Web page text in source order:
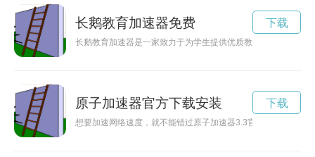
长鹅教育加速器免费
长鹅教育加速器是一家致力于为学生提供优质教育资源和培训
下载
原子加速器官方下载安装
想要加速网络速度，就不能错过原子加速器3.3官方版下载。这
下载